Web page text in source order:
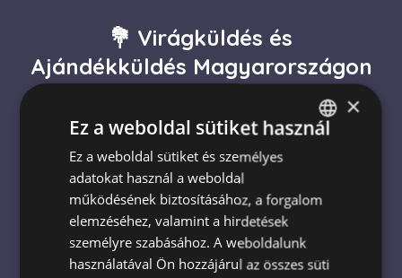
💐 Virágküldés és
Ajándékküldés Magyarországon
🌹 Rózsacsokor gyors kiszállítással
🌍 Nemzetközi virágküldés
🏙️ Virágküldés Budapesten
🚚 Virágküldés országszerte
×
Ez a weboldal sütiket használ
Ez a weboldal sütiket és személyes
adatokat használ a weboldal
működésének biztosításához, a forgalom
elemzéséhez, valamint a hirdetések
személyre szabásához. A weboldalunk
használatával Ön hozzájárul az összes süti